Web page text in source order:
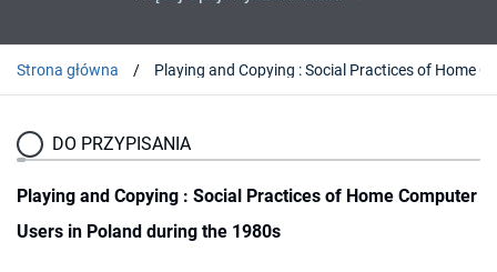
Strona główna
DO PRZYPISANIA
Playing and Copying : Social Practices of Home Computer
Users in Poland during the 1980s